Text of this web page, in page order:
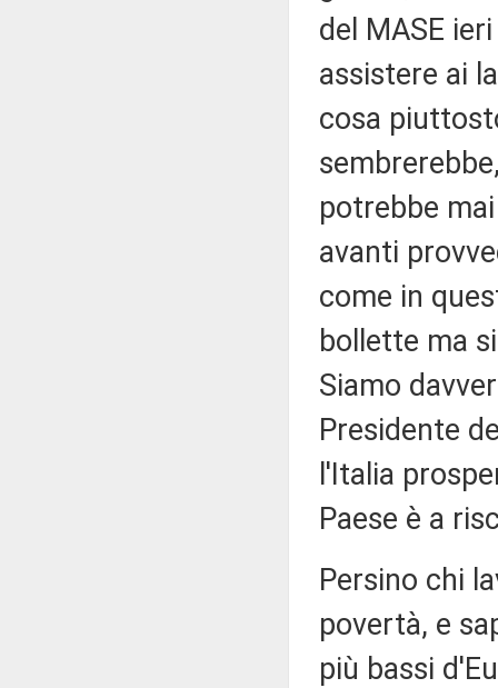
del MASE
assistere ai
cosa
potrebbe
avanti
come in
bollette ma
Siamo
Presidente
l'Italia
Paese è a
Persino chi
povertà, e
più bassi